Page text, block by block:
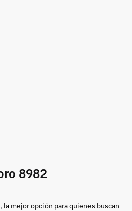
8982
la mejor opción para quienes buscan